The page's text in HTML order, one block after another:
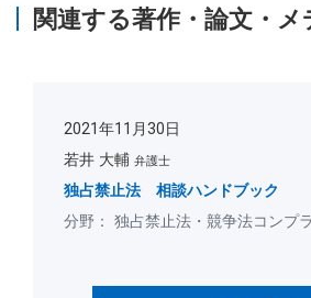
関連する著作・論文・
2021年11月30日
若井 大輔 弁護士
独占禁止法 相談ハンドブック
独占禁止法・競争法コンプ